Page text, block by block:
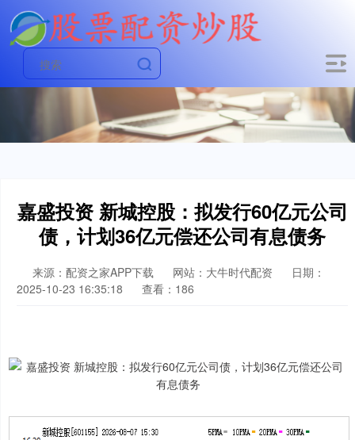
嘉盛投资 新城控股：拟发行60亿元公司
债，计划36亿元偿还公司有息债务
来源：配资之家APP下载 网站：大牛时代配资
日期：
2025-10-23 16:35:18
查看：186